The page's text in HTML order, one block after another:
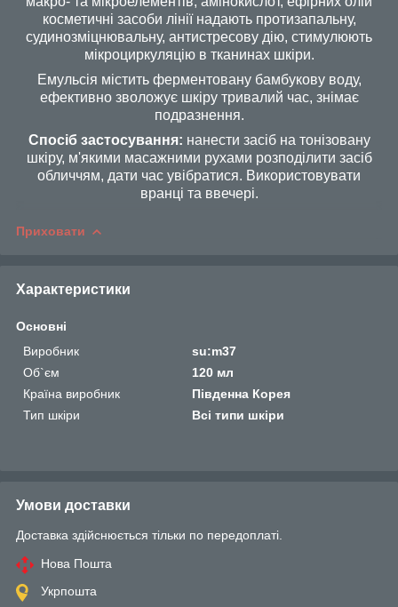
косметичні засоби лінії надають протизапальну,
судинозміцнювальну, антистресову дію, стимулюють
мікроциркуляцію в тканинах шкіри.
Емульсія містить ферментовану бамбукову воду,
ефективно зволожує шкіру тривалий час, знімає
подразнення.
Спосіб застосування: нанести засіб на тонізовану
шкіру, м'якими масажними рухами розподілити засіб
обличчям, дати час увібратися. Використовувати
вранці та ввечері.
Приховати
Характеристики
Основні
Виробник
su:m37
Об`єм
120 мл
Країна виробник
Південна Корея
Тип шкіри
Всі типи шкіри
Умови доставки
Доставка здійснюється тільки по передоплаті.
Нова Пошта
Укрпошта